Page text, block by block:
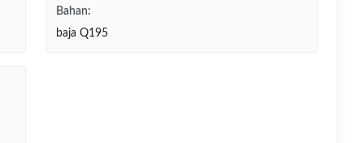
Bahan:
baja Q195